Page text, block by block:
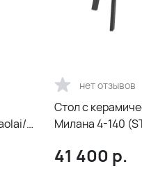
нет отзывов
Cтол с
Милана 4-140
41 400 р.